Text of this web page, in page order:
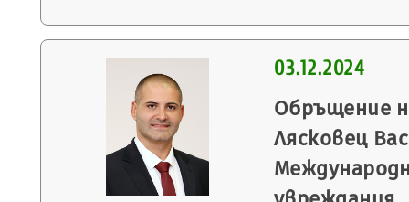
03.12.2024
Обръщение
Лясковец